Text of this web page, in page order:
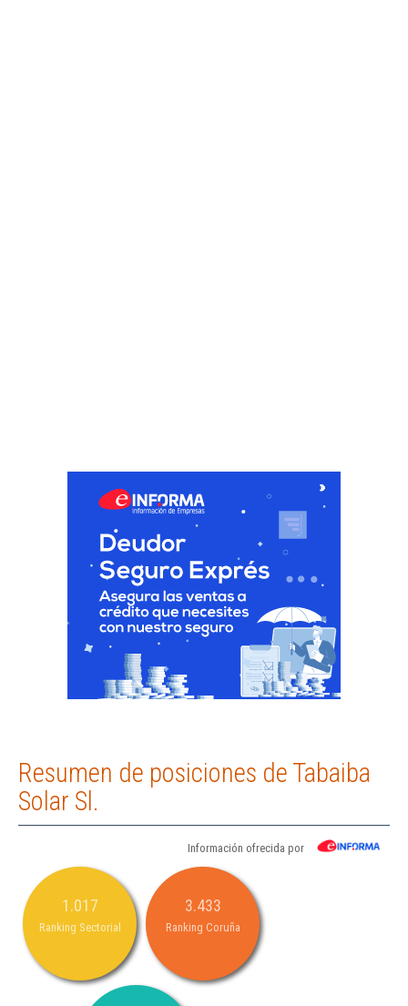
Resumen de posiciones de Tabaiba
Solar Sl.
Información ofrecida por
1.017
Ranking Sectorial
3.433
Ranking Coruña